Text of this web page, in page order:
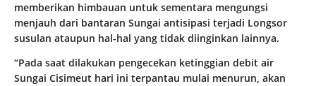
memberikan himbauan untuk sementara mengungsi
menjauh dari bantaran Sungai antisipasi terjadi Longsor
susulan ataupun hal-hal yang tidak diinginkan lainnya.
“Pada saat dilakukan pengecekan ketinggian debit air
Sungai Cisimeut hari ini terpantau mulai menurun, akan